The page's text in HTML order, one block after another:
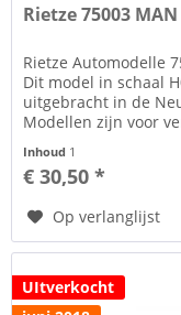
Rietze 75003
Rietze Automodelle
Dit model in schaal
uitgebracht in de
Modellen zijn voor
Inhoud 1
€ 30,50 *
Op verlanglijst
UItverkocht